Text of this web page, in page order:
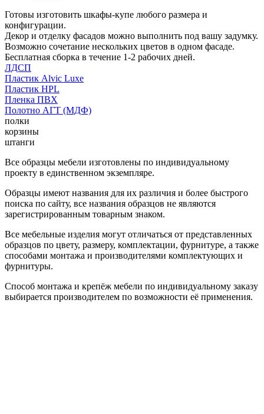
Готовы изготовить шкафы-купе любого размера и
конфигурации.
Декор и отделку фасадов можно выполнить под вашу задумку.
Возможно сочетание нескольких цветов в одном фасаде.
Бесплатная сборка в течение 1-2 рабочих дней.
ЛДСП
Пластик Alvic Luxe
Пластик HPL
Пленка ПВХ
Полотно АГТ (МДФ)
полки
корзины
штанги
Все образцы мебели изготовлены по индивидуальному
проекту в единственном экземпляре.
Образцы имеют названия для их различия и более быстрого
поиска по сайту, все названия образцов не являются
зарегистрированным товарным знаком.
Все мебельные изделия могут отличаться от представленных
образцов по цвету, размеру, комплектации, фурнитуре, а также
способами монтажа и производителями комплектующих и
фурнитуры.
Способ монтажа и крепёж мебели по индивидуальному заказу
выбирается производителем по возможности её применения.